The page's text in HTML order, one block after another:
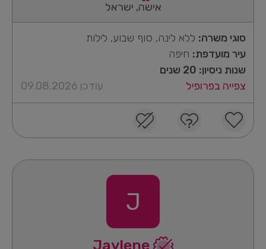
אישה, ישראל
סוגי משרה: ללא לינה, סוף שבוע, לילות
עיר מועדפת: חיפה
שנות ניסיון: 20 שנים
צפייה בפרופיל
עודכן 09.08.2026
J